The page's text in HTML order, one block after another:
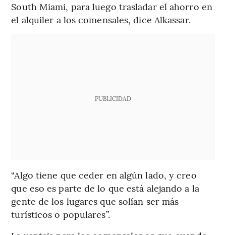
South Miami, para luego trasladar el ahorro en
el alquiler a los comensales, dice Alkassar.
PUBLICIDAD
“Algo tiene que ceder en algún lado, y creo
que eso es parte de lo que está alejando a la
gente de los lugares que solían ser más
turísticos o populares”.